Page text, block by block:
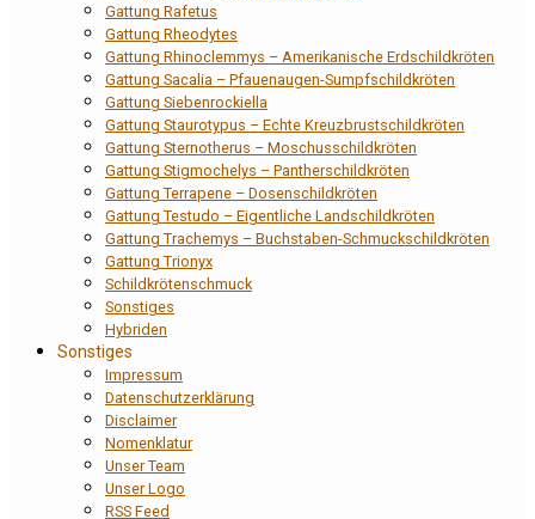
Gattung Rafetus
Gattung Rheodytes
Gattung Rhinoclemmys – Amerikanische Erdschildkröten
Gattung Sacalia – Pfauenaugen-Sumpfschildkröten
Gattung Siebenrockiella
Gattung Staurotypus – Echte Kreuzbrustschildkröten
Gattung Sternotherus – Moschusschildkröten
Gattung Stigmochelys – Pantherschildkröten
Gattung Terrapene – Dosenschildkröten
Gattung Testudo – Eigentliche Landschildkröten
Gattung Trachemys – Buchstaben-Schmuckschildkröten
Gattung Trionyx
Schildkrötenschmuck
Sonstiges
Hybriden
Sonstiges
Impressum
Datenschutzerklärung
Disclaimer
Nomenklatur
Unser Team
Unser Logo
RSS Feed